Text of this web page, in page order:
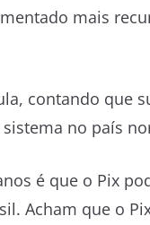
mais
contando
no país
é que o Pix
Acham que o